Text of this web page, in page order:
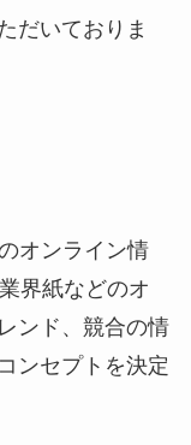
だいておりま
オンライン情
界紙などのオ
ンド、競合の情
ンセプトを決定